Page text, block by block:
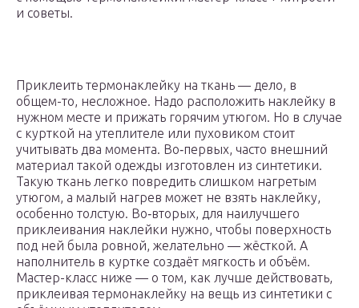
и советы.
Приклеить термонаклейку на ткань — дело, в
общем-то, несложное. Надо расположить наклейку в
нужном месте и прижать горячим утюгом. Но в случае
с курткой на утеплителе или пуховиком стоит
учитывать два момента. Во‑первых, часто внешний
материал такой одежды изготовлен из синтетики.
Такую ткань легко повредить слишком нагретым
утюгом, а малый нагрев может не взять наклейку,
особенно толстую. Во‑вторых, для наилучшего
приклеивания наклейки нужно, чтобы поверхность
под ней была ровной, желательно — жёсткой. А
наполнитель в куртке создаёт мягкость и объём.
Мастер-класс ниже — о том, как лучше действовать,
приклеивая термонаклейку на вещь из синтетики с